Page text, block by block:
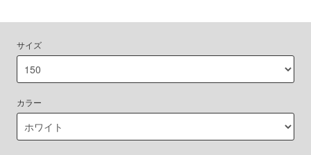
サイズ
カラー